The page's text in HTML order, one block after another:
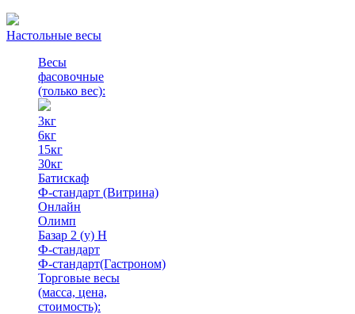
Настольные весы
Весы
фасовочные
(только вес):
3кг
6кг
15кг
30кг
Батискаф
Ф-стандарт (Витрина)
Онлайн
Олимп
Базар 2 (у) Н
Ф-стандарт
Ф-стандарт(Гастроном)
Торговые весы
(масса, цена,
стоимость):